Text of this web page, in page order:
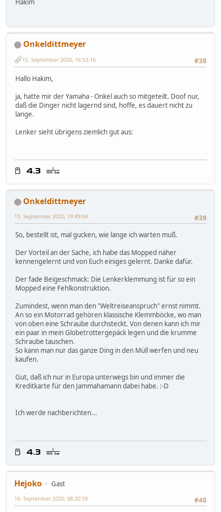
Hakim
Onkeldittmeyer
#38
15. September 2020, 16:53:16
Hallo Hakim,
ja, hatte mir der Yamaha - Onkel auch so mitgeteilt. Doof nur,
daß die Dinger nicht lagernd sind, hoffe, es dauert nicht zu
lange.
Lenker sieht übrigens ziemlich gut aus:
Onkeldittmeyer
#39
15. September 2020, 19:49:04
So, bestellt ist, mal gucken, wie lange ich warten muß.
Der Vorteil an der Sache, ich habe das Mopped näher
kennengelernt und von Euch einiges gelernt. Danke dafür.
Der fade Beigeschmack: Die Lenkerklemmung ist für so ein
Mopped eine Fehlkonstruktion.
Zumindest, wenn man den "Weltreiseanspruch" ernst nimmt.
An so ein Motorrad gehören klassische Klemmböcke, wo man
von oben eine Schraube durchsteckt. Von denen kann ich mir
ein paar in mein Globetrottergepäck legen und die krumme
Schraube tauschen.
So kann man nur das ganze Ding in den Müll werfen und neu
kaufen.
Gut, daß ich nur in Europa unterwegs bin und immer die
Kreditkarte für den Jammahamann dabei habe. :-D
Ich werde nachberichten...
Hejoko
Gast
#40
16. September 2020, 08:20:59